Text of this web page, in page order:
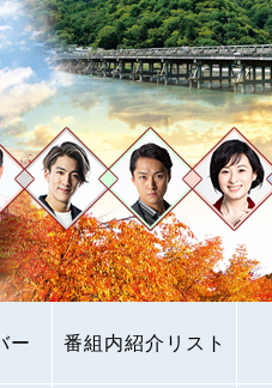
ー 番組内紹介リスト